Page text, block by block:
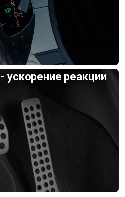
ускорение реакции